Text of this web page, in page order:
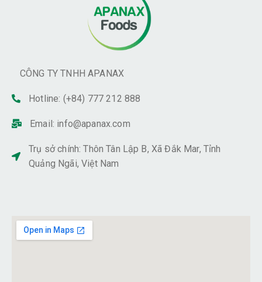
CÔNG TY TNHH APANAX
Hotline: (+84) 777 212 888
Email: info@apanax.com
Trụ sở chính: Thôn Tân Lập B, Xã Đắk Mar, Tỉnh
Quảng Ngãi, Việt Nam